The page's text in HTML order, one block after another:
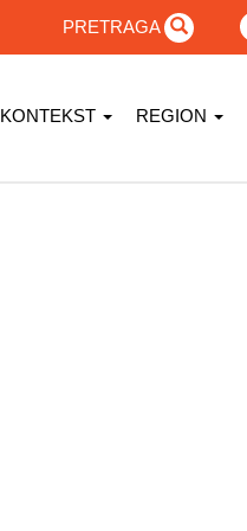
PRETRAGA
KONTEKST REGION